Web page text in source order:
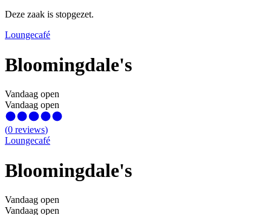
Deze zaak is stopgezet.
Loungecafé
Bloomingdale's
Vandaag open
Vandaag open
(0 reviews)
Loungecafé
Bloomingdale's
Vandaag open
Vandaag open